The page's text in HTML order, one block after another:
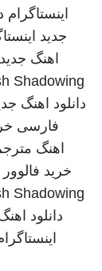
اینستاگرام
جدید
اهنگ جدید
Shadowing
دانلود اهنگ
فارسی
اهنگ
خرید فالوور
Shadowing
دانلود